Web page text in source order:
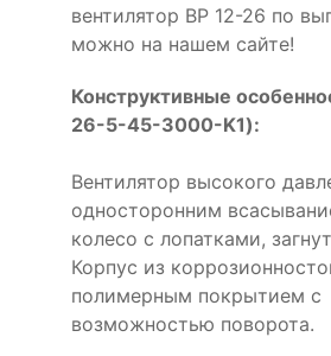
вентилятор ВР 12-26 по
можно на нашем сайте!
Конструктивные
26-5-45-3000-K1):
Вентилятор высокого
односторонним
колесо с лопатками,
Корпус из
полимерным покрытием с
возможностью поворота.